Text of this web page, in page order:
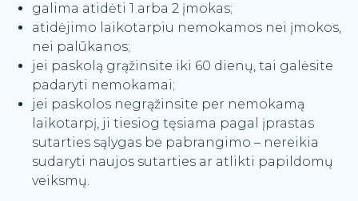
galima atidėti 1 arba 2 įmokas;
atidėjimo laikotarpiu nemokamos nei įmokos,
nei palūkanos;
jei paskolą grąžinsite iki 60 dienų, tai galėsite
padaryti nemokamai;
jei paskolos negrąžinsite per nemokamą
laikotarpį, ji tiesiog tęsiama pagal įprastas
sutarties sąlygas be pabrangimo – nereikia
sudaryti naujos sutarties ar atlikti papildomų
veiksmų.